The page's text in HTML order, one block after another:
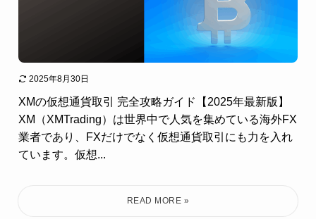
2025年8月30日
XMの仮想通貨取引 完全攻略ガイド【2025年最新版】
XM（XMTrading）は世界中で人気を集めている海外FX
業者であり、FXだけでなく仮想通貨取引にも力を入れ
ています。仮想...